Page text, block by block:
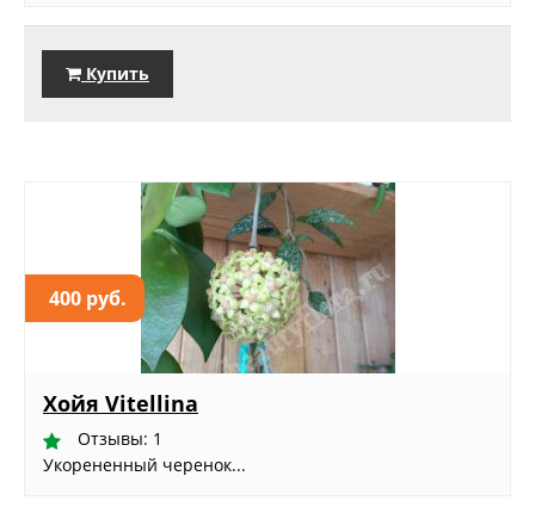
Купить
400 руб.
Хойя Vitellina
Отзывы: 1
Укорененный черенок...